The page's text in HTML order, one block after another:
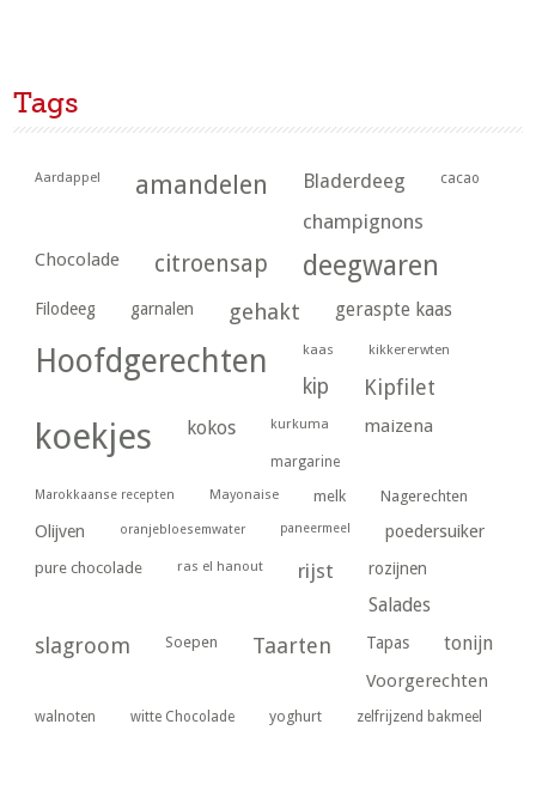
Tags
Aardappel amandelen Bladerdeeg cacao
champignons
Chocolade citroensap deegwaren
Filodeeg garnalen gehakt geraspte kaas
Hoofdgerechten kaas kikkererwten
kip Kipfilet
koekjes kokos kurkuma maizena
margarine
Marokkaanse recepten Mayonaise melk Nagerechten
Olijven oranjebloesemwater paneermeel poedersuiker
pure chocolade ras el hanout rijst rozijnen
Salades
slagroom Soepen Taarten Tapas tonijn
Voorgerechten
walnoten witte Chocolade yoghurt zelfrijzend bakmeel